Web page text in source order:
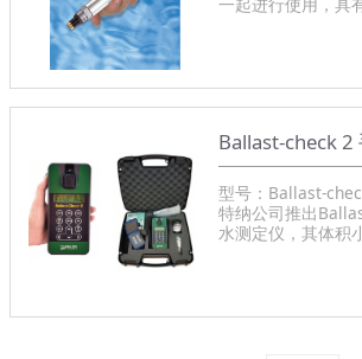
型号：Ballast-
特纳公司推出
水测定仪，其体积